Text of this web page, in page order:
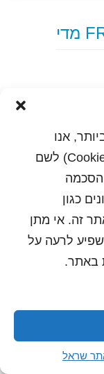
אנו
משתמשים בטכנולוגיות כגון עוגיות (Cookies) לשם
הסכמה
כגון
זה. אי מתן
לרעה על
באתר.
שראל
11/066/24 | שי רהב FROM מדי
לשראל 2018 | עיצוב ותכנות: סטודיו